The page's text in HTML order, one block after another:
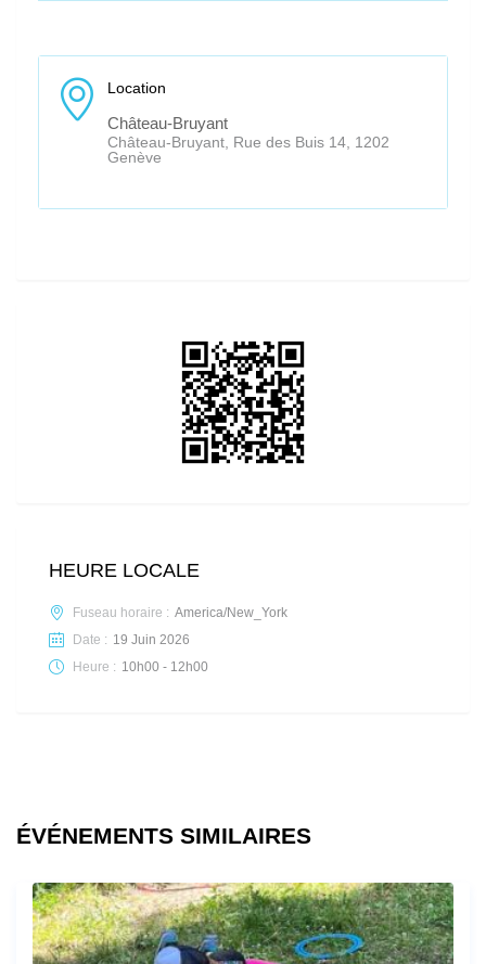
Location
Château-Bruyant
Château-Bruyant, Rue des Buis 14, 1202
Genève
HEURE LOCALE
Fuseau horaire : America/New_York
Date : 19 Juin 2026
Heure : 10h00 - 12h00
ÉVÉNEMENTS SIMILAIRES